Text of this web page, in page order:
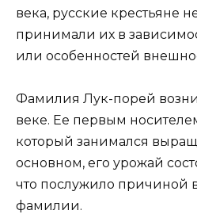
века, русские крестьяне
принимали их в
или особенностей
Фамилия Лук-порей
веке. Ее первым
который занимался
основном, его урожай
что послужило причиной
фамилии.